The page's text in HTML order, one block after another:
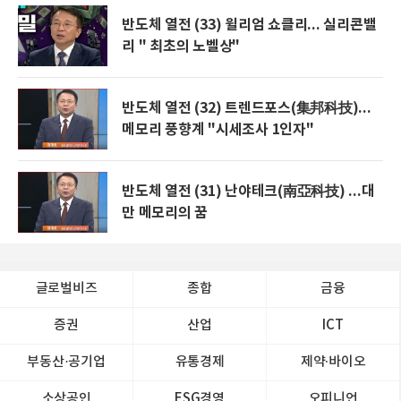
반도체 열전 (33) 윌리엄 쇼클리... 실리콘밸
리 " 최초의 노벨상"
반도체 열전 (32) 트렌드포스(集邦科技)...
메모리 풍향계 "시세조사 1인자"
반도체 열전 (31) 난야테크(南亞科技) ...대
만 메모리의 꿈
글로벌비즈 종합 금융
증권 산업 ICT
부동산·공기업 유통경제 제약∙바이오